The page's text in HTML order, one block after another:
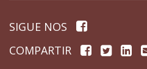
SIGUE NOS
Página
facebook
COMPARTIR Facebook
Twitter